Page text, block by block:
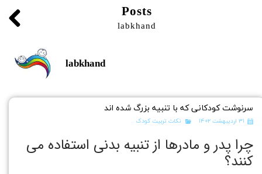
Posts
labkhand
labkhand
سرنوشت کودکانی که با تنبیه بزرگ شده اند
۳۱ اردیبهشت ۱۴۰۲ نکات تربیت کودک
چرا پدر و مادرها از تنبیه بدنی استفاده می
کنند؟